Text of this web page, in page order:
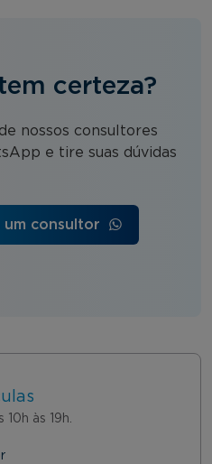
certeza?
nossos consultores
e tire suas dúvidas
um consultor
10h às 19h.